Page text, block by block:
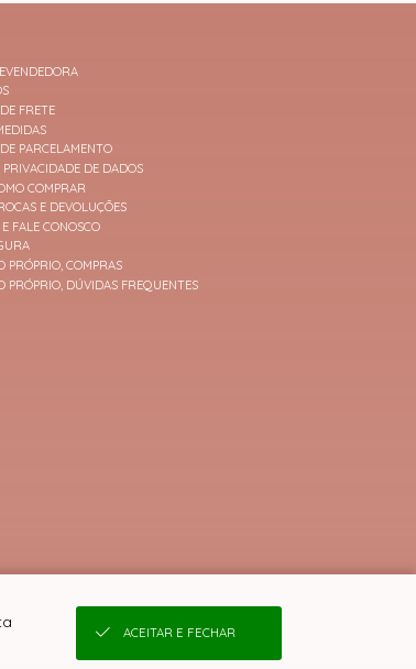
FRETE
PARCELAMENTO
PRIVACIDADE DE DADOS
COMPRAR
E DEVOLUÇÕES
FALE CONOSCO
PRÓPRIO, COMPRAS
PRÓPRIO, DÚVIDAS FREQUENTES
ACEITAR E FECHAR